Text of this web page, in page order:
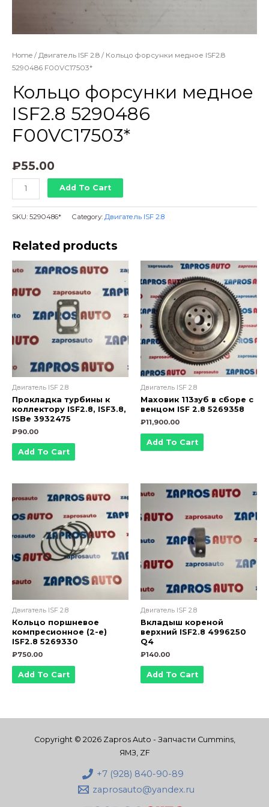
Home / Двигатель ISF 2.8 / Кольцо форсунки медное ISF2.8
5290486 F00VC17503*
Кольцо форсунки медное
ISF2.8 5290486
F00VC17503*
₽55.00
Кольцо
форсунки
медное
F00VC17503*
quantity
Add To Cart
SKU: 5290486* Category: Двигатель ISF 2.8
Related products
Двигатель ISF 2.8
Прокладка турбины к
коллектору ISF2.8, ISF3.8,
ISBe 3932475
₽90.00
Add To Cart
Двигатель ISF 2.8
Маховик 113зуб в сборе с
венцом ISF 2.8 5269358
₽11,900.00
Add To Cart
Двигатель ISF 2.8
Кольцо поршневое
компресионное (2-е)
ISF2.8 5269330
₽750.00
Add To Cart
Двигатель ISF 2.8
Вкладыш кореной
верхний ISF2.8 4996250
Q4
₽140.00
Add To Cart
Copyright © 2026 Zapros Auto - Запчасти Cummins,
ЯМЗ, ZF
+7 (928) 840-90-89
zaprosauto@yandex.ru